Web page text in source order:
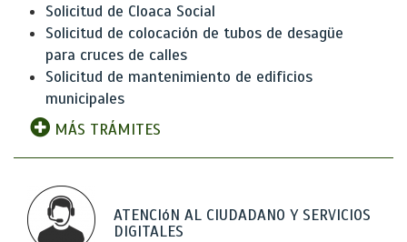
Solicitud de Cloaca Social
Solicitud de colocación de tubos de desagüe
para cruces de calles
Solicitud de mantenimiento de edificios
municipales
MÁS TRÁMITES
ATENCIóN AL CIUDADANO Y SERVICIOS
DIGITALES